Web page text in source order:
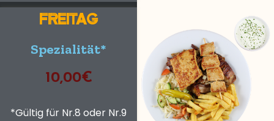
FREITAG
Spezialität*
10,00€
*Gültig für Nr.8 oder Nr.9